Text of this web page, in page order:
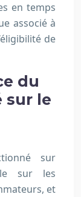
en temps
associé à
de
du
sur le
sur
sur les
et